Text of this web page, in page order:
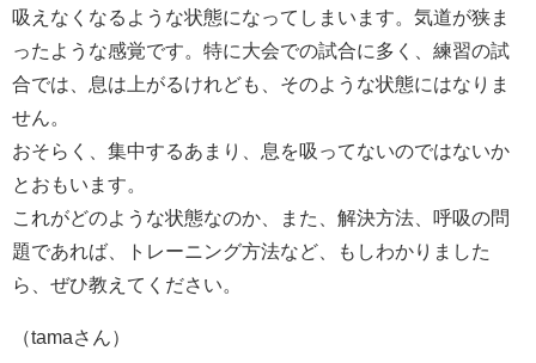
吸えなくなるような状態になってしまいます。気道が狭ま
ったような感覚です。特に大会での試合に多く、練習の試
合では、息は上がるけれども、そのような状態にはなりま
せん。
おそらく、集中するあまり、息を吸ってないのではないか
とおもいます。
これがどのような状態なのか、また、解決方法、呼吸の問
題であれば、トレーニング方法など、もしわかりました
ら、ぜひ教えてください。
（tamaさん）